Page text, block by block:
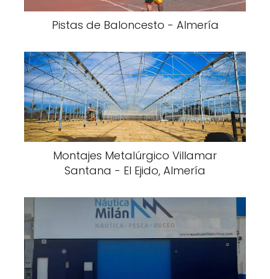
Pistas de Baloncesto - Almería
Montajes Metalúrgico Villamar
Santana - El Ejido, Almería